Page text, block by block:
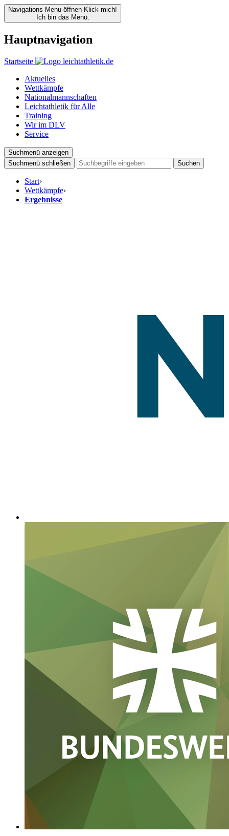
Navigations Menu öffnen Klick mich!
Ich bin das Menü.
Hauptnavigation
Startseite
Aktuelles
Wettkämpfe
Nationalmannschaften
Leichtathletik für Alle
Training
Wir im DLV
Service
Suchmenü anzeigen
Suchmenü schließen
Suchen
Start›
Wettkämpfe›
Ergebnisse